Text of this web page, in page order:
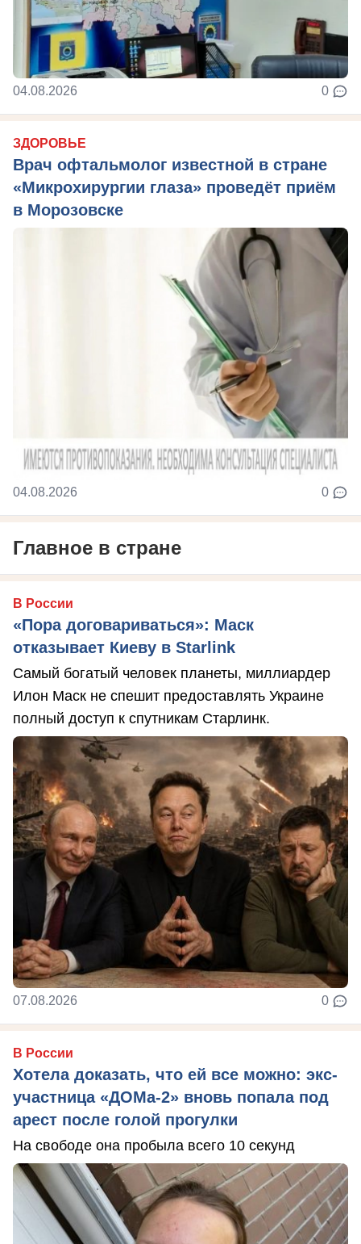
04.08.2026 0
ЗДОРОВЬЕ
Врач офтальмолог известной в стране
«Микрохирургии глаза» проведёт приём
в Морозовске
04.08.2026 0
Главное в стране
В России
«Пора договариваться»: Маск
отказывает Киеву в Starlink
Самый богатый человек планеты, миллиардер
Илон Маск не спешит предоставлять Украине
полный доступ к спутникам Старлинк.
07.08.2026 0
В России
Хотела доказать, что ей все можно: экс-
участница «ДОМа-2» вновь попала под
арест после голой прогулки
На свободе она пробыла всего 10 секунд